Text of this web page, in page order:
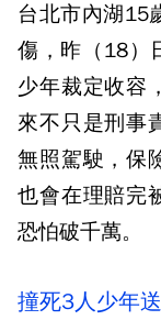
台北市內湖15
傷，昨（18）
少年裁定收容
來不只是刑事
無照駕駛，保
也會在理賠完
恐怕破千萬。
撞死3人少年